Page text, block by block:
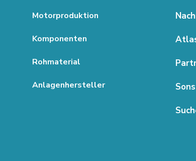
Motorproduktion
Komponenten
Rohmaterial
Anlagenhersteller